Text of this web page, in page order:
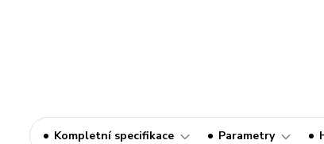
Kompletní specifikace Parametry